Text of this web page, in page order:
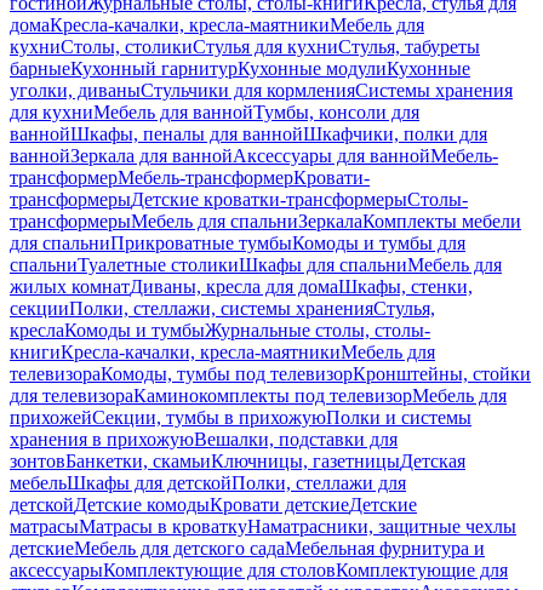
домаКресла-качалки, кресла-маятникиМебель для
кухниСтолы, столикиСтулья для кухниСтулья, табуреты
барныеКухонный гарнитурКухонные модулиКухонные
уголки, диваныСтульчики для кормленияСистемы хранения
для кухниМебель для ваннойТумбы, консоли для
ваннойШкафы, пеналы для ваннойШкафчики, полки для
ваннойЗеркала для ваннойАксессуары для ваннойМебель-
трансформерМебель-трансформерКровати-
трансформерыДетские кроватки-трансформерыСтолы-
трансформерыМебель для спальниЗеркалаКомплекты мебели
для спальниПрикроватные тумбыКомоды и тумбы для
спальниТуалетные столикиШкафы для спальниМебель для
жилых комнатДиваны, кресла для домаШкафы, стенки,
секцииПолки, стеллажи, системы храненияСтулья,
креслаКомоды и тумбыЖурнальные столы, столы-
книгиКресла-качалки, кресла-маятникиМебель для
телевизораКомоды, тумбы под телевизорКронштейны, стойки
для телевизораКаминокомплекты под телевизорМебель для
прихожейСекции, тумбы в прихожуюПолки и системы
хранения в прихожуюВешалки, подставки для
зонтовБанкетки, скамьиКлючницы, газетницыДетская
мебельШкафы для детскойПолки, стеллажи для
детскойДетские комодыКровати детскиеДетские
матрасыМатрасы в кроваткуНаматрасники, защитные чехлы
детскиеМебель для детского садаМебельная фурнитура и
аксессуарыКомплектующие для столовКомплектующие для